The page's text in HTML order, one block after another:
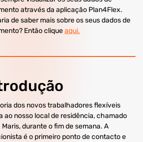
através da aplicação Plan4Flex.
de saber mais sobre os seus dados de
Então cliqueaqui.
dos novos trabalhadores flexíveis
ao nosso local de residência, chamado
Maris, durante o fim de semana. A
é o primeiro ponto de contacto e